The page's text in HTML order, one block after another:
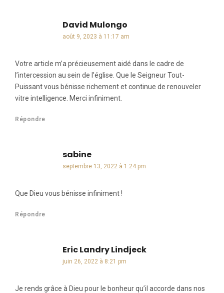
David Mulongo
août 9, 2023 à 11:17 am
Votre article m’a précieusement aidé dans le cadre de
l’intercession au sein de l’église. Que le Seigneur Tout-
Puissant vous bénisse richement et continue de renouveler
vitre intelligence. Merci infiniment.
Répondre
sabinedit :
septembre 13, 2022 à 1:24 pm
Que Dieu vous bénisse infiniment !
Répondre
Eric Landry Lindjeckdit :
juin 26, 2022 à 8:21 pm
Je rends grâce à Dieu pour le bonheur qu’il accorde dans nos